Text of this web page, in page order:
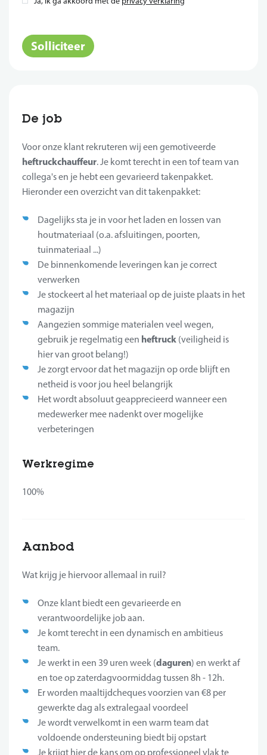
Solliciteer
De job
Voor onze klant rekruteren wij een gemotiveerde
heftruckchauffeur. Je komt terecht in een tof team van
collega's en je hebt een gevarieerd takenpakket.
Hieronder een overzicht van dit takenpakket:
Dagelijks sta je in voor het laden en lossen van
houtmateriaal (o.a. afsluitingen, poorten,
tuinmateriaal ...)
De binnenkomende leveringen kan je correct
verwerken
Je stockeert al het materiaal op de juiste plaats in het
magazijn
Aangezien sommige materialen veel wegen,
gebruik je regelmatig een heftruck (veiligheid is
hier van groot belang!)
Je zorgt ervoor dat het magazijn op orde blijft en
netheid is voor jou heel belangrijk
Het wordt absoluut geapprecieerd wanneer een
medewerker mee nadenkt over mogelijke
verbeteringen
Werkregime
100%
Aanbod
Wat krijg je hiervoor allemaal in ruil?
Onze klant biedt een gevarieerde en
verantwoordelijke job aan.
Je komt terecht in een dynamisch en ambitieus
team.
Je werkt in een 39 uren week (daguren) en werkt af
en toe op zaterdagvoormiddag tussen 8h - 12h.
Er worden maaltijdcheques voorzien van €8 per
gewerkte dag als extralegaal voordeel
Je wordt verwelkomt in een warm team dat
voldoende ondersteuning biedt bij opstart
Je krijgt hier de kans om op professioneel vlak te